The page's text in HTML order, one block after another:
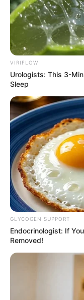
VIRIFLOW
Urologists: This 3-
Sleep
GLYCOGEN SUPPORT
Endocrinologist: If
Removed!